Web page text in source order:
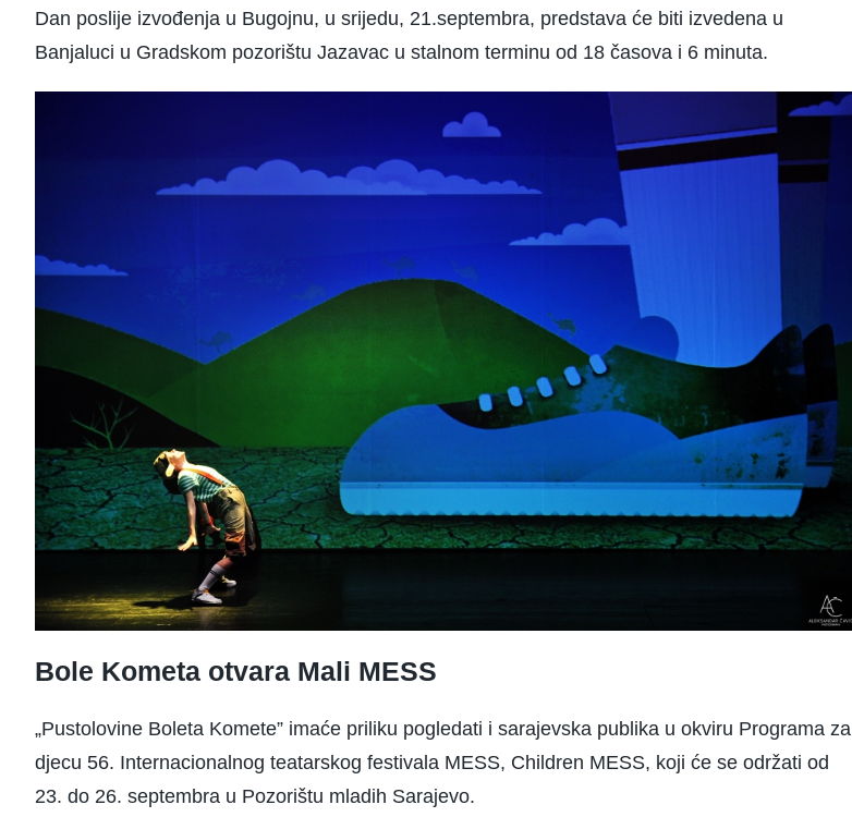
Dan poslije izvođenja u Bugojnu, u srijedu, 21.septembra, predstava će biti izvedena u
Banjaluci u Gradskom pozorištu Jazavac u stalnom terminu od 18 časova i 6 minuta.
Bole Kometa otvara Mali MESS
„Pustolovine Boleta Komete” imaće priliku pogledati i sarajevska publika u okviru Programa za
djecu 56. Internacionalnog teatarskog festivala MESS, Children MESS, koji će se održati od
23. do 26. septembra u Pozorištu mladih Sarajevo.